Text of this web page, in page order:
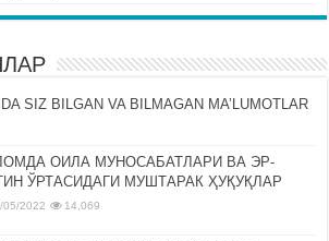
SIZ BILGAN VA BILMAGAN MA’LUMOTLAR
ОИЛА МУНОСАБАТЛАРИ ВА ЭР-
ЎРТАСИДАГИ МУШТАРАК ҲУҚУҚЛАР
05/2022 14,069